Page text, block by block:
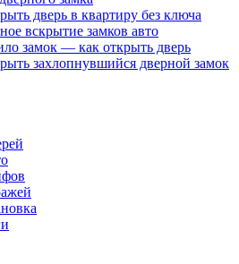
дверь в квартиру без ключа
вскрытие замков авто
замок — как открыть дверь
захлопнувшийся дверной замок